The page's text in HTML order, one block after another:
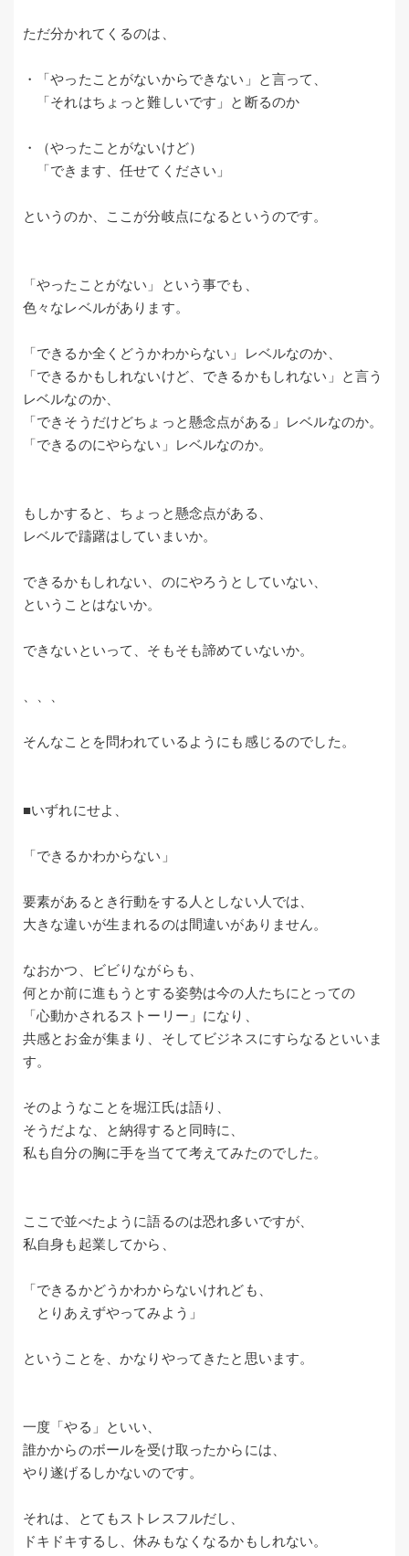
ただ分かれてくるのは、
・「やったことがないからできない」と言って、
「それはちょっと難しいです」と断るのか
・（やったことがないけど）
「できます、任せてください」
というのか、ここが分岐点になるというのです。
「やったことがない」という事でも、
色々なレベルがあります。
「できるか全くどうかわからない」レベルなのか、
「できるかもしれないけど、できるかもしれない」と言う
レベルなのか、
「できそうだけどちょっと懸念点がある」レベルなのか。
「できるのにやらない」レベルなのか。
もしかすると、ちょっと懸念点がある、
レベルで躊躇はしていまいか。
できるかもしれない、のにやろうとしていない、
ということはないか。
できないといって、そもそも諦めていないか。
そんなことを問われているようにも感じるのでした。
■いずれにせよ、
「できるかわからない」
要素があるとき行動をする人としない人では、
大きな違いが生まれるのは間違いがありません。
なおかつ、ビビりながらも、
何とか前に進もうとする姿勢は今の人たちにとっての
「心動かされるストーリー」になり、
共感とお金が集まり、そしてビジネスにすらなるといいま
す。
そのようなことを堀江氏は語り、
そうだよな、と納得すると同時に、
私も自分の胸に手を当てて考えてみたのでした。
ここで並べたように語るのは恐れ多いですが、
私自身も起業してから、
「できるかどうかわからないけれども、
とりあえずやってみよう」
ということを、かなりやってきたと思います。
一度「やる」といい、
誰かからのボールを受け取ったからには、
やり遂げるしかないのです。
それは、とてもストレスフルだし、
ドキドキするし、休みもなくなるかもしれない。